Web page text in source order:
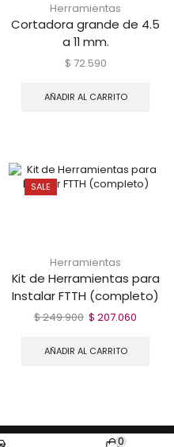
Herramientas
Cortadora grande de 4.5
a 11 mm.
$ 72.590
AÑADIR AL CARRITO
SALE
Herramientas
Kit de Herramientas para
Instalar FTTH (completo)
$249.900 El
original
$ 207.060
AÑADIR AL CARRITO
0